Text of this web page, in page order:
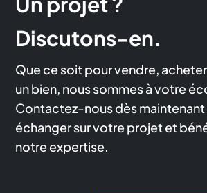
Discutons-en.
Que ce soit pour vendre,
un bien, nous sommes à votre
Contactez-nous dès
échanger sur votre projet et
notre expertise.